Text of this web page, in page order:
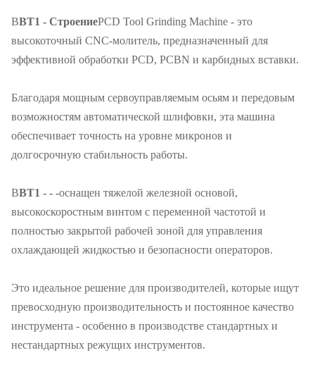
ВBT1 - СтроениеPCD Tool Grinding Machine - это
высокоточный CNC-молитель, предназначенный для
эффективной обработки PCD, PCBN и карбидных вставки.
Благодаря мощным сервоуправляемым осьям и передовым
возможностям автоматической шлифовки, эта машина
обеспечивает точность на уровне микронов и
долгосрочную стабильность работы.
ВBT1 - - -оснащен тяжелой железной основой,
высокоскоростным винтом с переменной частотой и
полностью закрытой рабочей зоной для управления
охлаждающей жидкостью и безопасности операторов.
Это идеальное решение для производителей, которые ищут
превосходную производительность и постоянное качество
инструмента - особенно в производстве стандартных и
нестандартных режущих инструментов.